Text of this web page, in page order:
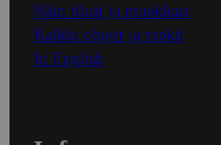
Näin tilaat ja muokkaat
Kaikki ohjeet ja vinkit
In English